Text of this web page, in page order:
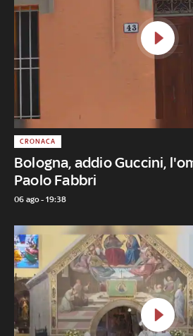
Bologna, addio Guccini,
Paolo Fabbri
CRONACA
06 ago - 19:38